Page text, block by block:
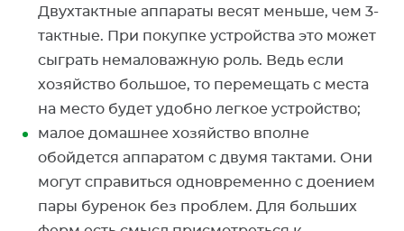
Двухтактные аппараты весят меньше, чем 3-
тактные. При покупке устройства это может
сыграть немаловажную роль. Ведь если
хозяйство большое, то перемещать с места
на место будет удобно легкое устройство;
малое домашнее хозяйство вполне
обойдется аппаратом с двумя тактами. Они
могут справиться одновременно с доением
пары буренок без проблем. Для больших